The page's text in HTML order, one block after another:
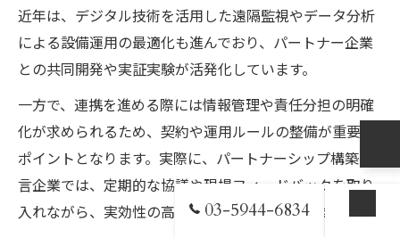
近年は、デジタル技術を活用した遠隔監視やデータ分析
による設備運用の最適化も進んでおり、パートナー企業
との共同開発や実証実験が活発化しています。
一方で、連携を進める際には情報管理や責任分担の明確
化が求められるため、契約や運用ルールの整備が重要な
ポイントとなります。実際に、パートナーシップ構築宣
言企業では、定期的な協議や現場フィードバックを取り
入れながら、実効性の高い戦略を構築しています。
03-5944-6834